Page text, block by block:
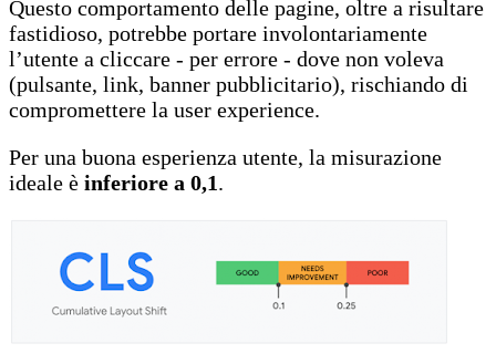
Questo comportamento delle pagine, oltre a risultare
fastidioso, potrebbe portare involontariamente
l’utente a cliccare - per errore - dove non voleva
(pulsante, link, banner pubblicitario), rischiando di
compromettere la user experience.
Per una buona esperienza utente, la misurazione
ideale è inferiore a 0,1.